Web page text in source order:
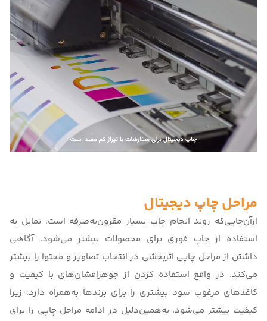
مراحل چاپ دیجیتال
ازآن‌جایی‌که روند انجام چاپ بسیار مقرون‌به‌صرفه است، تمایل به
استفاده از چاپ فوری برای محصولات بیشتر می‌شود. آگاهی
داشتن از مراحل چاپی اثربخشی در انتخاب تصاویر و محتوا را بیشتر
می‌کند. در واقع استفاده کردن از جوهرافشان‌های با کیفیت و
کاغذهای مرغوب سود بیشتری را برای برندها به‌همراه دارد؛ زیرا
کیفیت بیشتر می‌شود. به‌همین‌دلیل در ادامه مراحل چاپی را برای